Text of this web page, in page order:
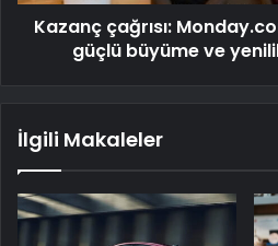
Kazanç çağrısı:
güçlü büyüme ve
İlgili Makaleler